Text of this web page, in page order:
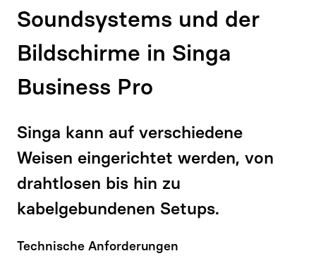
Soundsystems und der
Bildschirme in Singa
Business Pro
Singa kann auf verschiedene
Weisen eingerichtet werden, von
drahtlosen bis hin zu
kabelgebundenen Setups.
Technische Anforderungen